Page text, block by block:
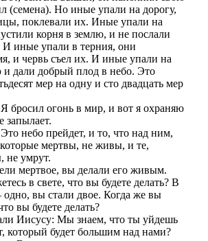
(семена). Но иные упали на дорогу,
поклевали их. Иные упали на
корня в землю, и не послали
И иные упали в терния, они
и червь съел их. И иные упали на
дали добрый плод в небо. Это
мер на одну и сто двадцать мер
бросил огонь в мир, и вот я охраняю
запылает.
небо прейдет, и то, что над ним,
мертвы, не живы, и те,
не умрут.
мертвое, вы делали его живым.
в свете, что вы будете делать? В
одно, вы стали двое. Когда же вы
вы будете делать?
Иисусу: Мы знаем, что ты уйдешь
который будет большим над нами?